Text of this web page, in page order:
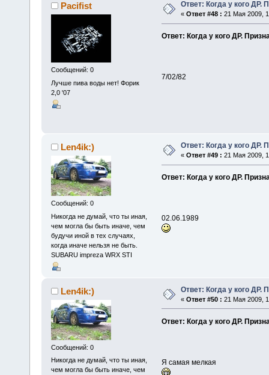
Pacifist
Сообщений: 0
Лучше пива воды нет! Форик
2,0 '07
Ответ: Когда у кого ДР.
« Ответ #48 : 21 Мая 2009,
Ответ: Когда у кого ДР.
7/02/82
Len4ik:)
Сообщений: 0
Никогда не думай, что ты иная,
чем могла бы быть иначе, чем
будучи иной в тех случаях,
когда иначе нельзя не быть.
SUBARU impreza WRX STI
Ответ: Когда у кого ДР.
« Ответ #49 : 21 Мая 2009,
Ответ: Когда у кого ДР.
02.06.1989
Len4ik:)
Сообщений: 0
Никогда не думай, что ты иная,
чем могла бы быть иначе, чем
Ответ: Когда у кого ДР.
« Ответ #50 : 21 Мая 2009,
Ответ: Когда у кого ДР.
Я самая мелкая